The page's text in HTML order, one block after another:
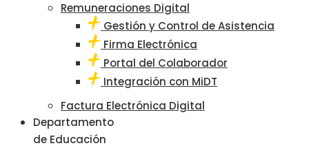
Remuneraciones Digital
Gestión y Control de Asistencia
Firma Electrónica
Portal del Colaborador
Integración con MiDT
Factura Electrónica Digital
Departamento
de Educación